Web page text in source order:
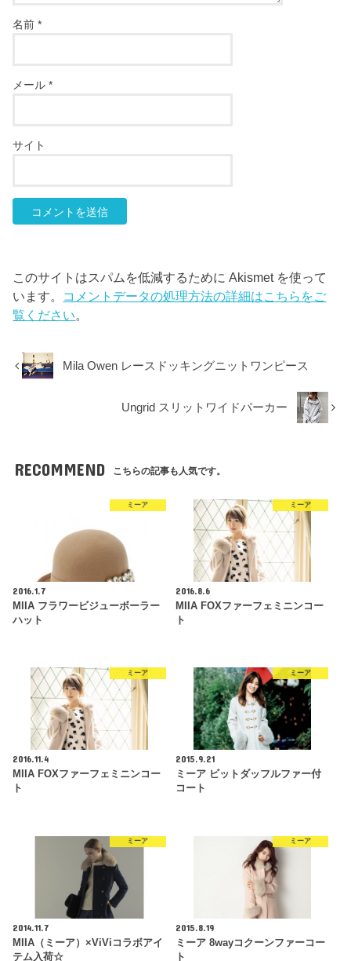
名前*
メール*
サイト
このサイトはスパムを低減するために Akismet を使って
います。 コメントデータの処理方法の詳細はこちらをご
覧ください。
Mila Owen レースドッキングニットワンピース
Ungrid スリットワイドパーカー
RECOMMEND こちらの記事も人気です。
ミーア
2016.1.7
MIIA フラワービジューボーラー
ハット
ミーア
2016.8.6
MIIA FOXファーフェミニンコー
ト
ミーア
2016.11.4
MIIA FOXファーフェミニンコー
ト
ミーア
2015.9.21
ミーア ビットダッフルファー付
コート
ミーア
2014.11.7
MIIA（ミーア）×ViViコラボアイ
テム入荷☆
ミーア
2015.8.19
ミーア 8wayコクーンファーコー
ト